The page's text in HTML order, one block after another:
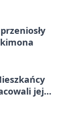
jej